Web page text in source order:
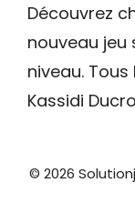
Découvrez
nouveau
niveau.
Kassidi
© 2026